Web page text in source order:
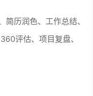
历润色、工作总结、
评估、项目复盘、